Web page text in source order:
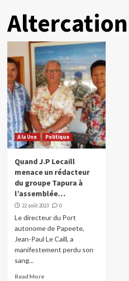
Altercation
A la Une Politique
Quand J.P Lecaill
menace un rédacteur
du groupe Tapura à
l’assemblée…
22 août 2023 0
Le directeur du Port
autonome de Papeete,
Jean-Paul Le Caill, a
manifestement perdu son
sang...
Read More